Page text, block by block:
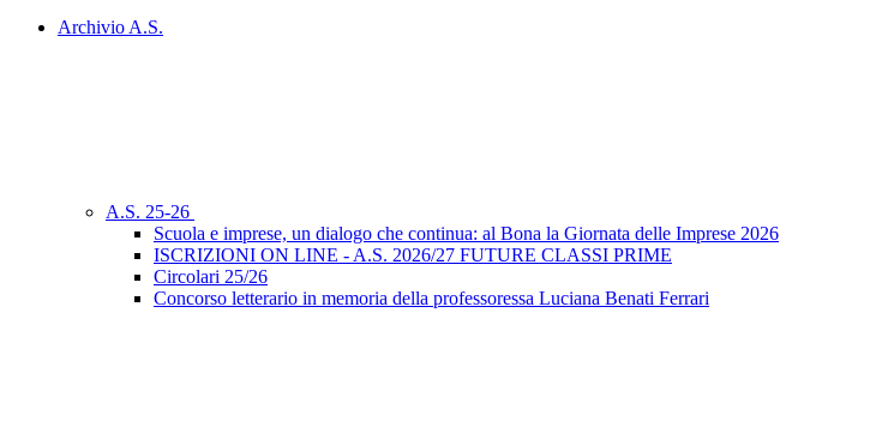
Archivio A.S.
A.S. 25-26
Scuola e imprese, un dialogo che continua: al Bona la Giornata delle Imprese 2026
ISCRIZIONI ON LINE - A.S. 2026/27 FUTURE CLASSI PRIME
Circolari 25/26
Concorso letterario in memoria della professoressa Luciana Benati Ferrari